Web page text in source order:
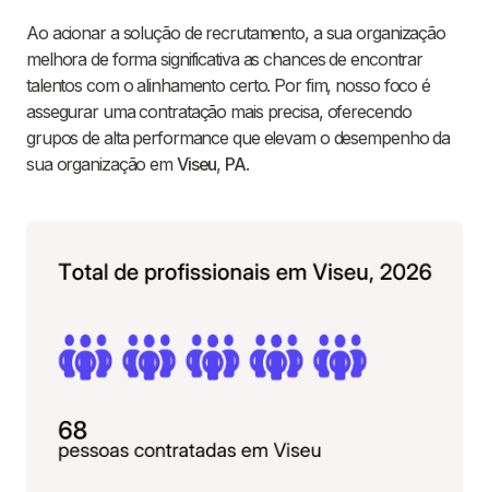
Ao acionar a solução de recrutamento, a sua organização
melhora de forma significativa as chances de encontrar
talentos com o alinhamento certo. Por fim, nosso foco é
assegurar uma contratação mais precisa, oferecendo
grupos de alta performance que elevam o desempenho da
sua organização em Viseu, PA.